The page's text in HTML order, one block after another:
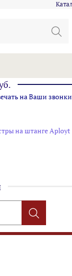
на Ваши
на штанге Aployt